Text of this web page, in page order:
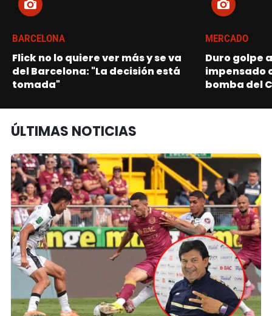
BARCELONA
Flick no lo quiere ver más y se va
del Barcelona: "La decisión está
tomada"
MERCADO
Duro golpe
impensado
bomba del
ÚLTIMAS NOTICIAS